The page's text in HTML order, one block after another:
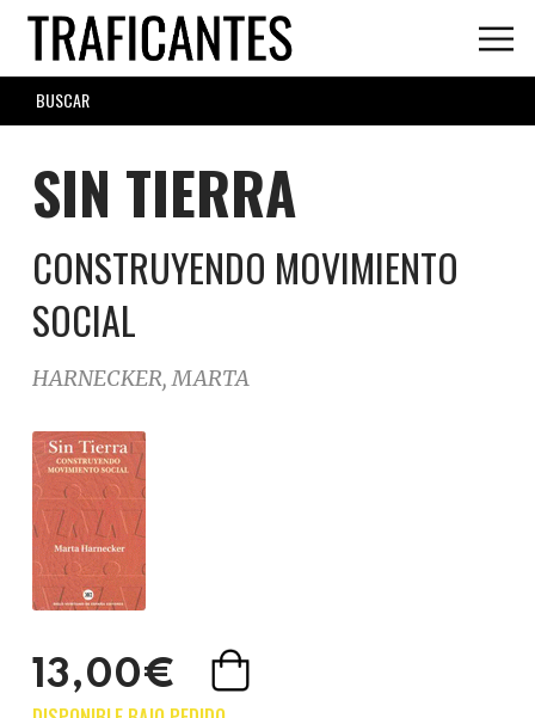
Skip
main
content
SEARCH
FORM
SIN TIERRA
CONSTRUYENDO MOVIMIENTO
SOCIAL
HARNECKER, MARTA
13,00€